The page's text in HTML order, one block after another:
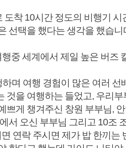
도착 10시간 정도의 비행기
만 매우 좋은
서 제일 높은 버즈 칼리
며 여행 경험이 많은 여러
것을 여행하는 들었고, 우리
쁘게 챙겨주신 창원 부부님,
서 오신 부부님 그리고 10조
연락 주시면 제가 밥 한끼는